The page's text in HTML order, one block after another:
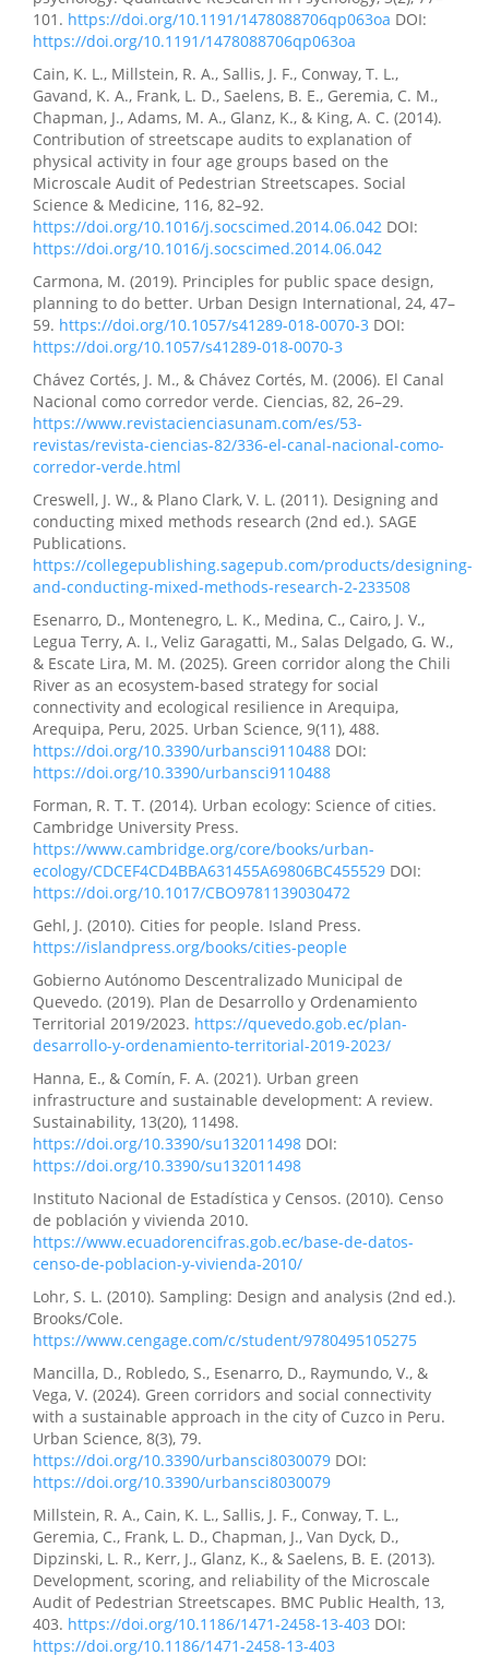
101. https://doi.org/10.1191/1478088706qp063oa DOI:
https://doi.org/10.1191/1478088706qp063oa
Cain, K. L., Millstein, R. A., Sallis, J. F., Conway, T. L.,
Gavand, K. A., Frank, L. D., Saelens, B. E., Geremia, C. M.,
Chapman, J., Adams, M. A., Glanz, K., & King, A. C. (2014).
Contribution of streetscape audits to explanation of
physical activity in four age groups based on the
Microscale Audit of Pedestrian Streetscapes. Social
Science & Medicine, 116, 82–92.
https://doi.org/10.1016/j.socscimed.2014.06.042 DOI:
https://doi.org/10.1016/j.socscimed.2014.06.042
Carmona, M. (2019). Principles for public space design,
planning to do better. Urban Design International, 24, 47–
59. https://doi.org/10.1057/s41289-018-0070-3 DOI:
https://doi.org/10.1057/s41289-018-0070-3
Chávez Cortés, J. M., & Chávez Cortés, M. (2006). El Canal
Nacional como corredor verde. Ciencias, 82, 26–29.
https://www.revistacienciasunam.com/es/53-
revistas/revista-ciencias-82/336-el-canal-nacional-como-
corredor-verde.html
Creswell, J. W., & Plano Clark, V. L. (2011). Designing and
conducting mixed methods research (2nd ed.). SAGE
Publications.
https://collegepublishing.sagepub.com/products/designing-
and-conducting-mixed-methods-research-2-233508
Esenarro, D., Montenegro, L. K., Medina, C., Cairo, J. V.,
Legua Terry, A. I., Veliz Garagatti, M., Salas Delgado, G. W.,
& Escate Lira, M. M. (2025). Green corridor along the Chili
River as an ecosystem-based strategy for social
connectivity and ecological resilience in Arequipa,
Arequipa, Peru, 2025. Urban Science, 9(11), 488.
https://doi.org/10.3390/urbansci9110488 DOI:
https://doi.org/10.3390/urbansci9110488
Forman, R. T. T. (2014). Urban ecology: Science of cities.
Cambridge University Press.
https://www.cambridge.org/core/books/urban-
ecology/CDCEF4CD4BBA631455A69806BC455529 DOI:
https://doi.org/10.1017/CBO9781139030472
Gehl, J. (2010). Cities for people. Island Press.
https://islandpress.org/books/cities-people
Gobierno Autónomo Descentralizado Municipal de
Quevedo. (2019). Plan de Desarrollo y Ordenamiento
Territorial 2019/2023. https://quevedo.gob.ec/plan-
desarrollo-y-ordenamiento-territorial-2019-2023/
Hanna, E., & Comín, F. A. (2021). Urban green
infrastructure and sustainable development: A review.
Sustainability, 13(20), 11498.
https://doi.org/10.3390/su132011498 DOI:
https://doi.org/10.3390/su132011498
Instituto Nacional de Estadística y Censos. (2010). Censo
de población y vivienda 2010.
https://www.ecuadorencifras.gob.ec/base-de-datos-
censo-de-poblacion-y-vivienda-2010/
Lohr, S. L. (2010). Sampling: Design and analysis (2nd ed.).
Brooks/Cole.
https://www.cengage.com/c/student/9780495105275
Mancilla, D., Robledo, S., Esenarro, D., Raymundo, V., &
Vega, V. (2024). Green corridors and social connectivity
with a sustainable approach in the city of Cuzco in Peru.
Urban Science, 8(3), 79.
https://doi.org/10.3390/urbansci8030079 DOI:
https://doi.org/10.3390/urbansci8030079
Millstein, R. A., Cain, K. L., Sallis, J. F., Conway, T. L.,
Geremia, C., Frank, L. D., Chapman, J., Van Dyck, D.,
Dipzinski, L. R., Kerr, J., Glanz, K., & Saelens, B. E. (2013).
Development, scoring, and reliability of the Microscale
Audit of Pedestrian Streetscapes. BMC Public Health, 13,
403. https://doi.org/10.1186/1471-2458-13-403 DOI:
https://doi.org/10.1186/1471-2458-13-403